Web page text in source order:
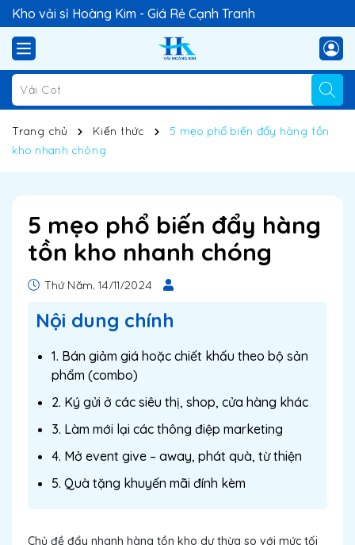
Kho vải sỉ Hoàng Kim - Giá Rẻ Cạnh Tranh
Trang chủ Kiến thức
5 mẹo phổ biến đẩy hàng tồn
kho nhanh chóng
5 mẹo phổ biến đẩy hàng
tồn kho nhanh chóng
Thứ Năm, 14/11/2024
Nội dung chính
1. Bán giảm giá hoặc chiết khấu theo bộ sản
phẩm (combo)
2. Ký gửi ở các siêu thị, shop, cửa hàng khác
3. Làm mới lại các thông điệp marketing
4. Mở event give – away, phát quà, từ thiện
5. Quà tặng khuyến mãi đính kèm
Chủ đề đẩy nhanh hàng tồn kho dư thừa so với mức tối